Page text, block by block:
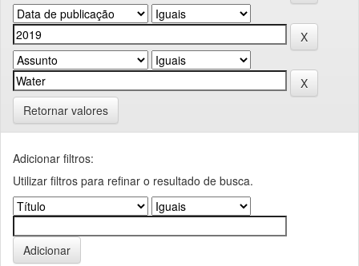
Retornar valores
Adicionar filtros:
Utilizar filtros para refinar o resultado de busca.